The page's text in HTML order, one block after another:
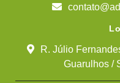
R. Júlio
Guarulhos /